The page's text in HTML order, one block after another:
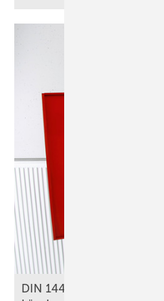
DIN 14462: Was für SHK-